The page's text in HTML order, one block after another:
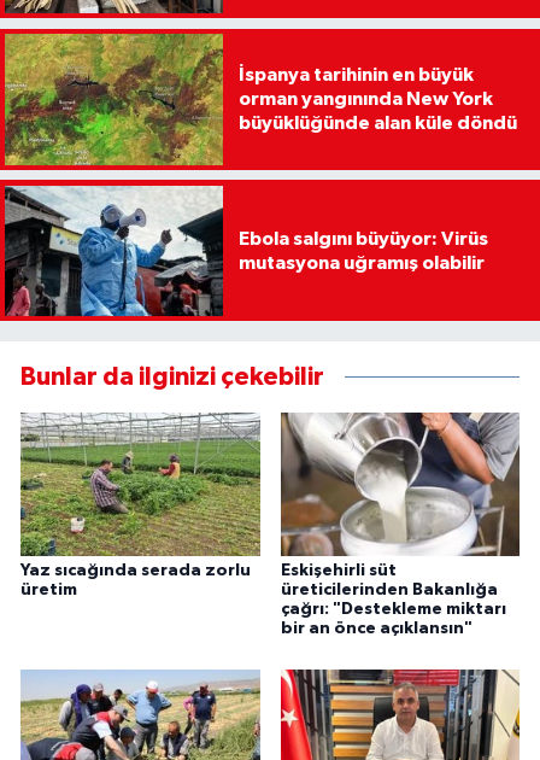
İspanya tarihinin en büyük
orman yangınında New York
büyüklüğünde alan küle döndü
Ebola salgını büyüyor: Virüs
mutasyona uğramış olabilir
Bunlar da ilginizi çekebilir
Yaz sıcağında serada zorlu
üretim
Eskişehirli süt
üreticilerinden Bakanlığa
çağrı: "Destekleme miktarı
bir an önce açıklansın"